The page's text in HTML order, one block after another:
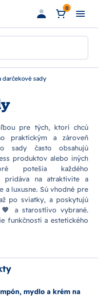
0
darčekové sady
pre tých, ktorí chcú
praktickým a zároveň
sady často obsahujú
produktov alebo iných
potešia každého
pridáva na atraktivite a
a luxusne. Sú vhodné pre
po sviatky, a poskytujú
a starostlivo vybrané.
funkčnosti a estetického
mydlo a krém na